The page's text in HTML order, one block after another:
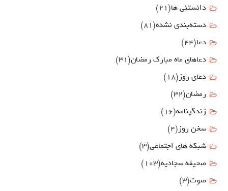
دانستنی ها(21)
دسته‌بندی نشده(81)
دعا(44)
دعاهای ماه مبارک رمضان(31)
دعای روز(18)
رمضان(32)
زندگینامه(16)
سخن روز(4)
شبکه های اجتماعی(3)
صحیفه سجادیه(103)
صوت(3)